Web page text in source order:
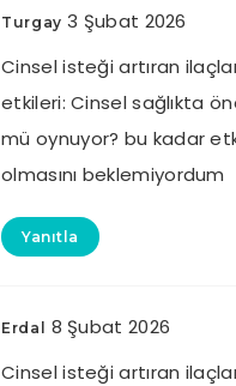
Turgay 3 Şubat 2026
Cinsel isteği artıran
etkileri: Cinsel sağlıkta
mü oynuyor? bu kadar
olmasını beklemiyordum
Yanıtla
Erdal 8 Şubat 2026
Cinsel isteği artıran